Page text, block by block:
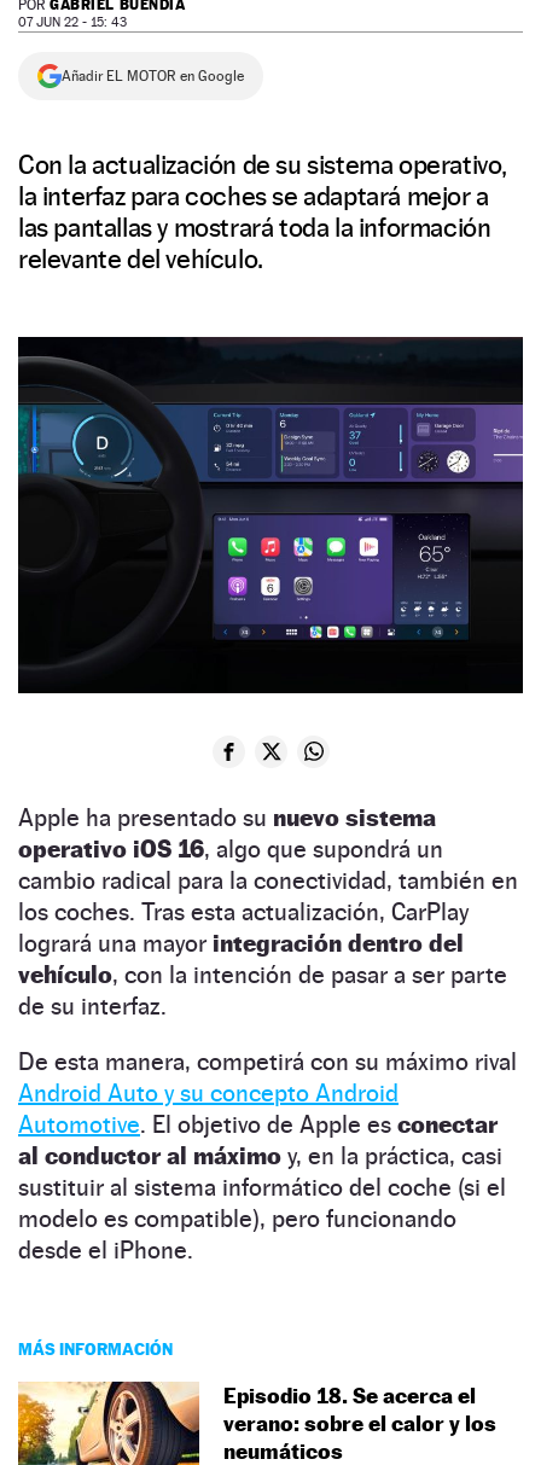
NEWSLETTER
POR GABRIEL BUENDÍA
07 JUN 22 - 15: 43
Añadir EL MOTOR en Google
Con la actualización de su sistema operativo,
la interfaz para coches se adaptará mejor a
las pantallas y mostrará toda la información
relevante del vehículo.
Apple ha presentado su nuevo sistema
operativo iOS 16, algo que supondrá un
cambio radical para la conectividad, también en
los coches. Tras esta actualización, CarPlay
logrará una mayor integración dentro del
vehículo, con la intención de pasar a ser parte
de su interfaz.
De esta manera, competirá con su máximo rival
Android Auto y su concepto Android
Automotive. El objetivo de Apple es conectar
al conductor al máximo y, en la práctica, casi
sustituir al sistema informático del coche (si el
modelo es compatible), pero funcionando
desde el iPhone.
MÁS INFORMACIÓN
Episodio 18. Se acerca el
verano: sobre el calor y los
neumáticos